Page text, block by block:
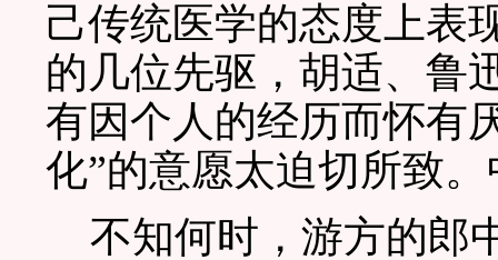
己传统医学的态度上表
的几位先驱，胡适、鲁
有因个人的经历而怀有
化”的意愿太迫切所致
不知何时，游方的郎